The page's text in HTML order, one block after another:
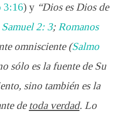
3:16) y “Dios es Dios de
2: 3;Romanos
omnisciente (Salmo
sólo es la fuente de Su
sino también es la
de toda verdad. Lo